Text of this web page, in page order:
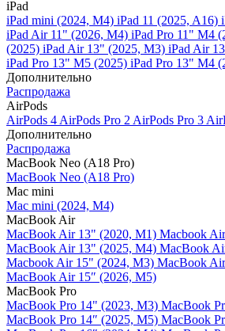
iPad
iPad mini (2024, M4) iPad 11 (2025, A16)
iPad Air 11" (2026, M4) iPad Pro 11" M4
(2025) iPad Air 13" (2025, M3) iPad Air
iPad Pro 13" M5 (2025) iPad Pro 13" M4
Дополнительно
Распродажа
AirPods
AirPods 4 AirPods Pro 2 AirPods Pro 3
Дополнительно
Распродажа
MacBook Neo (A18 Pro)
MacBook Neo (A18 Pro)
Mac mini
Mac mini (2024, M4)
MacBook Air
MacBook Air 13" (2020, M1) Macbook
MacBook Air 13" (2025, M4) MacBook
Macbook Air 15" (2024, M3) MacBook
MacBook Air 15″ (2026, M5)
MacBook Pro
MacBook Pro 14" (2023, M3) MacBook
MacBook Pro 14″ (2025, M5) MacBook